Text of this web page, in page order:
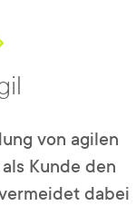
von agilen
Kunde den
dabei